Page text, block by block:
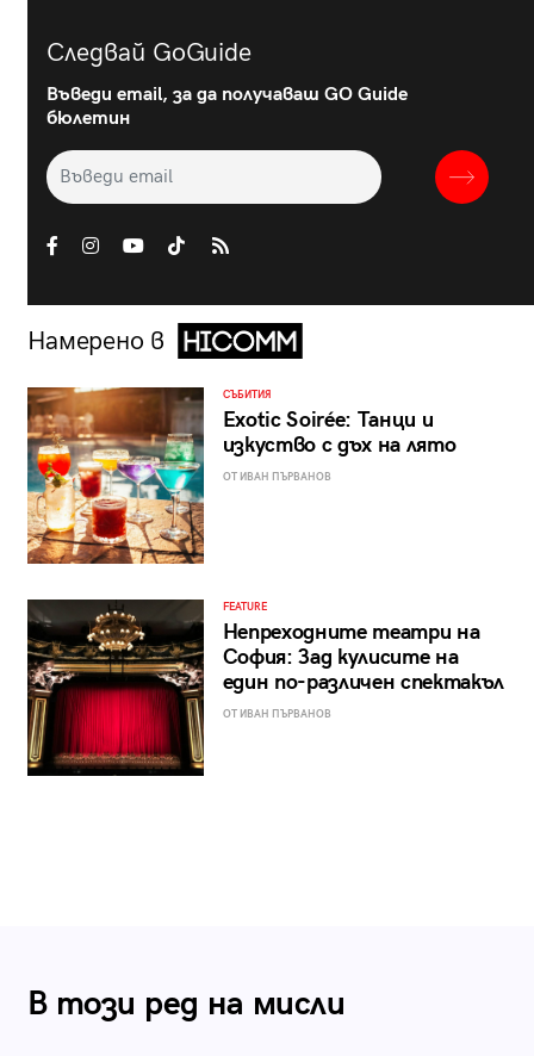
Следвай GoGuide
Въведи email, за да получаваш GO Guide
бюлетин
Намерено в
СЪБИТИЯ
Exotic Soirée: Танци и
изкуство с дъх на лято
ОТ ИВАН ПЪРВАНОВ
FEATURE
Непреходните театри на
София: Зад кулисите на
един по-различен спектакъл
ОТ ИВАН ПЪРВАНОВ
В този ред на мисли